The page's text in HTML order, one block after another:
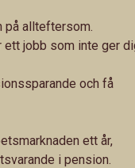
på allteftersom.
jobb som inte ger
och få
ett år,
i pension.